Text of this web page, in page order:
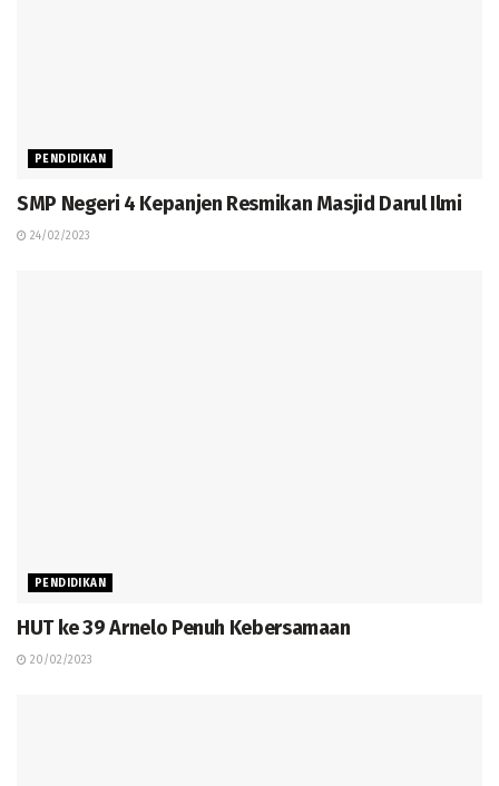
PENDIDIKAN
SMP Negeri 4 Kepanjen Resmikan Masjid Darul Ilmi
24/02/2023
PENDIDIKAN
HUT ke 39 Arnelo Penuh Kebersamaan
20/02/2023